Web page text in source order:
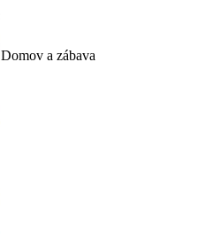
Domov a zábava